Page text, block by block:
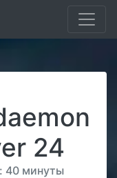
24
40 минуты